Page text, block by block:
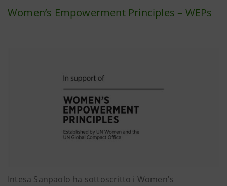
Women’s Empowerment Principles – WEPs
Intesa Sanpaolo ha sottoscritto i Women's